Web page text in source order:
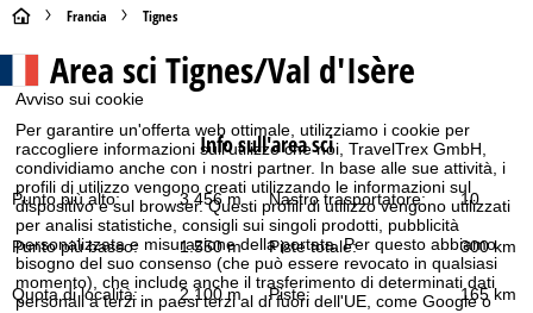
Avviso sui cookie
Per garantire un'offerta web ottimale, utilizziamo i cookie per
raccogliere informazioni sull'utilizzo che noi, TravelTrex GmbH,
condividiamo anche con i nostri partner. In base alle sue attività, i
profili di utilizzo vengono creati utilizzando le informazioni sul
dispositivo e sul browser. Questi profili di utilizzo vengono utilizzati
per analisi statistiche, consigli sui singoli prodotti, pubblicità
personalizzata e misurazione della portata. Per questo abbiamo
bisogno del suo consenso (che può essere revocato in qualsiasi
momento), che include anche il trasferimento di determinati dati
personali a terzi in paesi terzi al di fuori dell'UE, come Google o
H
e
p
a
g
Francia Tignes
Area sciTignes/Val d'Isère
Info sull'area sci
Punto più alto: 3.456 m Nastro trasportatore: 10
Punto più basso: 1.550 m Piste totale: 300 km
Quota di località: 2.100 m Piste: 165 km